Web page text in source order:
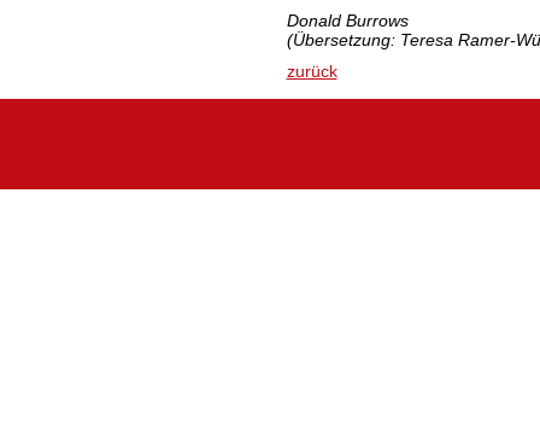
Donald Burrows
(Übersetzung: Teresa Ramer-
zurück